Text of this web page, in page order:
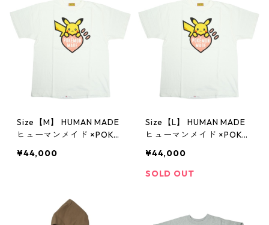
未使用品】 20831433
Size【M】 HUMAN MADE
ヒューマンメイド ×POKE
IC T-SHIRT WHITE 韓国限
¥44,000
Size【L】 HUMAN MADE
ヒューマンメイド ×POKE
IC T-SHIRT WHITE 韓国限
定 ピカチュウTシャツ 白
¥44,000
SOLD OUT